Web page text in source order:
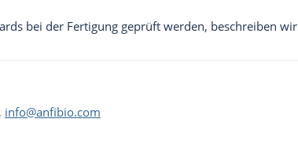
bei der Fertigung geprüft werden, beschreiben wir
info@anfibio.com